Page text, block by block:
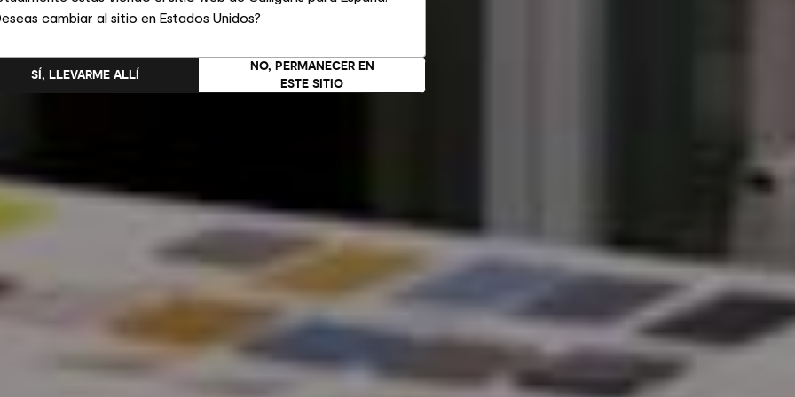
cambiar al sitio en Estados Unidos?
NO, PERMANECER EN
ESTE SITIO
SÍ, LLEVARME ALLÍ